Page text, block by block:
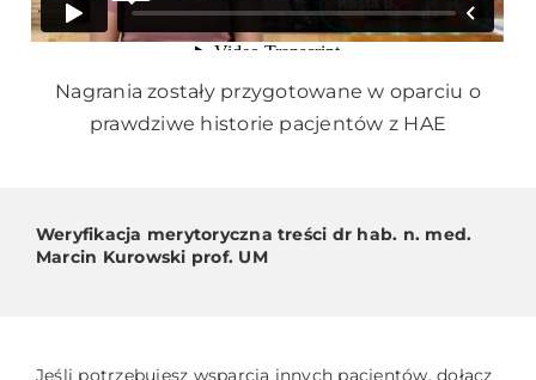
Nagrania zostały przygotowane w oparciu o
prawdziwe historie pacjentów z HAE
Weryfikacja merytoryczna treści dr hab. n. med.
Marcin Kurowski prof. UM
Jeśli potrzebujesz wsparcia innych pacjentów, dołącz